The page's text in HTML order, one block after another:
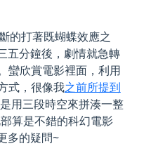
的打著既蝴蝶效應之
五分鐘後，劇情就急轉
蠻欣賞電影裡面，利用
式，很像我之前所提到
用三段時空來拼湊一整
算是不錯的科幻電影
多的疑問~